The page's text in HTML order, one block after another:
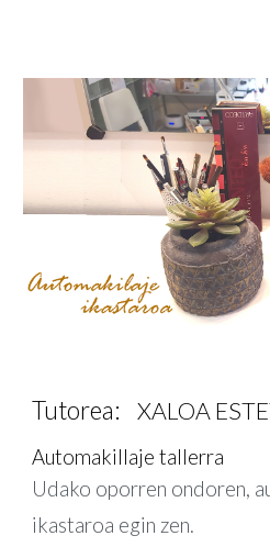
Tutorea: XALOA
Automakillaje tallerra
Udako oporren ondoren,
ikastaroa egin zen.